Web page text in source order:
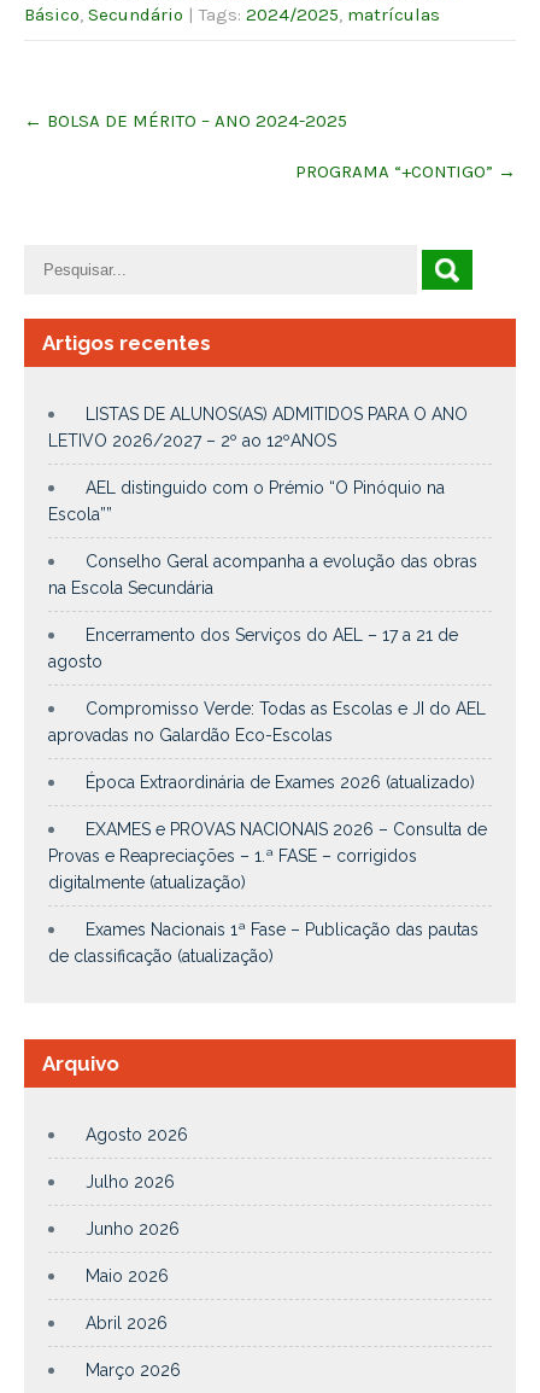
Básico Secundário | Tags: 2024/2025 matrículas
navigation
← BOLSA DE MÉRITO – ANO 2024-2025
PROGRAMA “+CONTIGO” →
Artigos recentes
LISTAS DE ALUNOS(AS) ADMITIDOS PARA O ANO
LETIVO 2026/2027 – 2º ao 12ºANOS
AEL distinguido com o Prémio “O Pinóquio na
Escola””
Conselho Geral acompanha a evolução das obras
na Escola Secundária
Encerramento dos Serviços do AEL – 17 a 21 de
agosto
Compromisso Verde: Todas as Escolas e JI do AEL
aprovadas no Galardão Eco-Escolas
Época Extraordinária de Exames 2026 (atualizado)
EXAMES e PROVAS NACIONAIS 2026 – Consulta de
Provas e Reapreciações – 1.ª FASE – corrigidos
digitalmente (atualização)
Exames Nacionais 1ª Fase – Publicação das pautas
de classificação (atualização)
Arquivo
Agosto 2026
Julho 2026
Junho 2026
Maio 2026
Abril 2026
Março 2026